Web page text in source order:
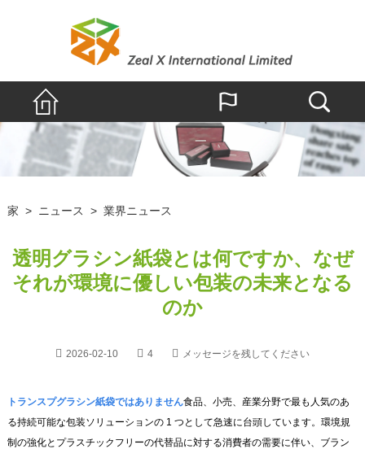
家 > ニュース > 業界ニュース
透明グラシン紙袋とは何ですか、なぜ
それが環境に優しい包装の未来となる
のか
2026-02-10 4 メッセージを残してください
トランスプグラシン紙袋ではありません食品、小売、産業分野で最も人気のあ
る持続可能な包装ソリューションの 1 つとして急速に台頭しています。環境規
制の強化とプラスチックフリーの代替品に対する消費者の需要に伴い、ブラン